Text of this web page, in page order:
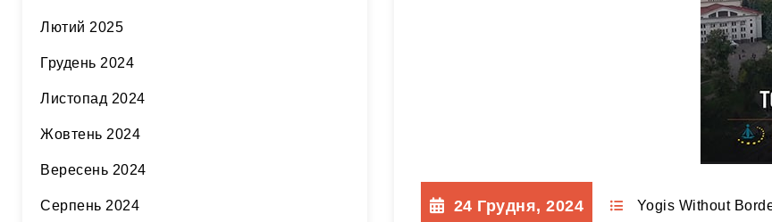
Лютий 2025
Грудень 2024
Листопад 2024
Жовтень 2024
Вересень 2024
Серпень 2024 24 Грудня, 2024 Yogis Without